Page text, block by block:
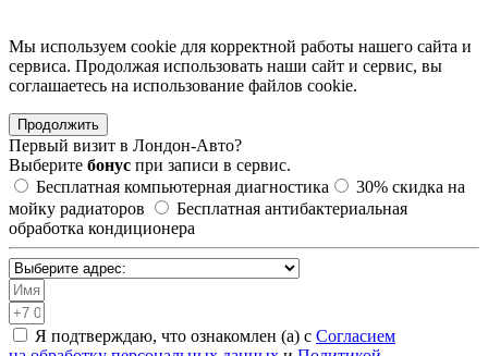
Мы используем cookie для корректной работы нашего сайта и
сервиса. Продолжая использовать наши сайт и сервис, вы
соглашаетесь на использование файлов сookie.
Продолжить
Первый визит в Лондон-Авто?
Выберите бонус при записи в сервис.
Бесплатная компьютерная диагностика
30% скидка на
мойку радиаторов
Бесплатная антибактериальная
обработка кондиционера
Я подтверждаю, что ознакомлен (а) с Согласием